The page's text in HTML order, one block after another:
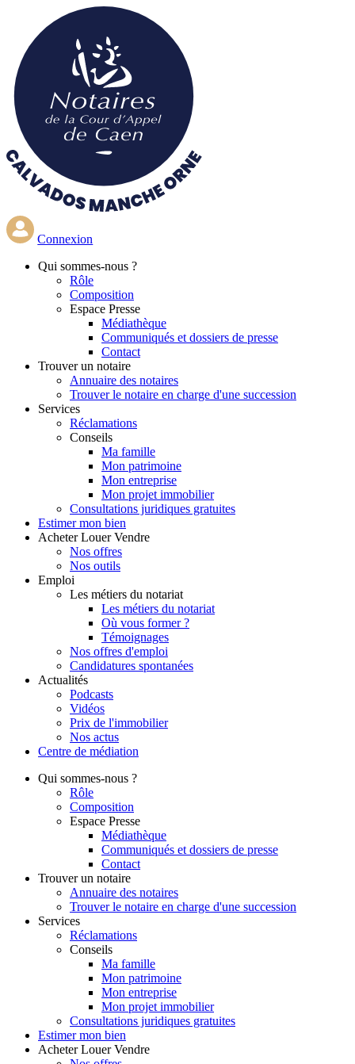
contenu
principal
Connexion
Qui sommes-nous ?
Rôle
Composition
Espace Presse
Médiathèque
Communiqués et dossiers de presse
Contact
Trouver un notaire
Annuaire des notaires
Trouver le notaire en charge d'une succession
Services
Réclamations
Conseils
Ma famille
Mon patrimoine
Mon entreprise
Mon projet immobilier
Consultations juridiques gratuites
Estimer mon bien
Acheter Louer Vendre
Nos offres
Nos outils
Emploi
Les métiers du notariat
Les métiers du notariat
Où vous former ?
Témoignages
Nos offres d'emploi
Candidatures spontanées
Actualités
Podcasts
Vidéos
Prix de l'immobilier
Nos actus
Centre de médiation
Qui sommes-nous ?
Rôle
Composition
Espace Presse
Médiathèque
Communiqués et dossiers de presse
Contact
Trouver un notaire
Annuaire des notaires
Trouver le notaire en charge d'une succession
Services
Réclamations
Conseils
Ma famille
Mon patrimoine
Mon entreprise
Mon projet immobilier
Consultations juridiques gratuites
Estimer mon bien
Acheter Louer Vendre